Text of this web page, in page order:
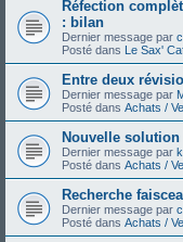
Réfection
: bilan
Dernier message par
Posté dans Le Sax'
Entre deux
Dernier message par
Posté dans Achats /
Nouvelle solution
Dernier message par
Posté dans Achats /
Recherche
Dernier message par
Posté dans Achats /